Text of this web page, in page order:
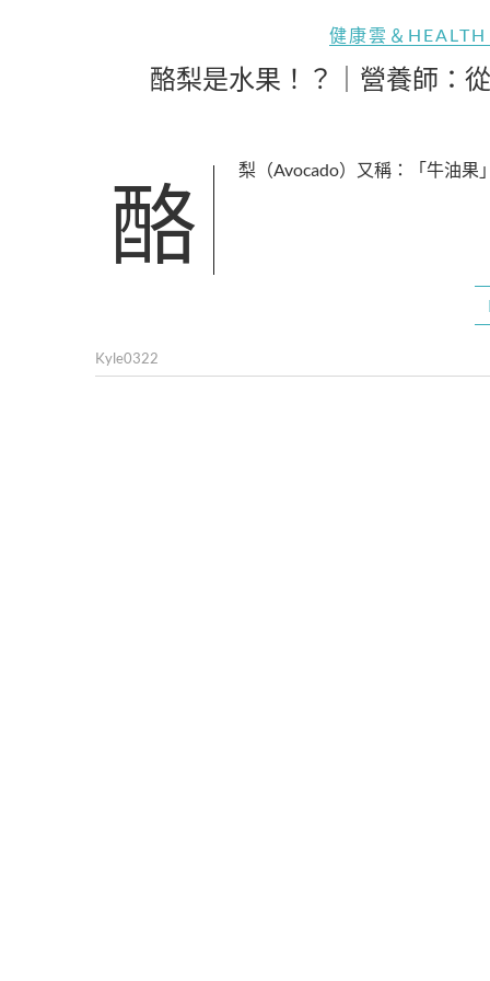
健康雲＆HEALTH
酪梨是水果！？｜營養師：
酪梨（Avocado）又稱：「牛油
Kyle0322